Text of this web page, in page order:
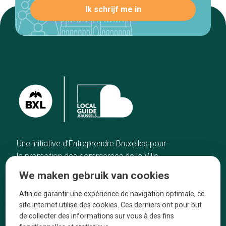
Une initiative d’Entreprendre Bruxelles pour
la promotion des commerces de la Ville
Home
De beste adressen
Blog
De ambachtslieden
Over ons
Ze praten over ons!
We maken gebruik van cookies
Afin de garantir une expérience de navigation optimale, ce
site internet utilise des cookies. Ces derniers ont pour but
de collecter des informations sur vous à des fins